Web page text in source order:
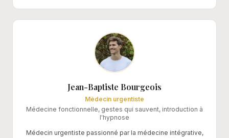
Jean-Baptiste Bourgeois
Médecin urgentiste
Médecine fonctionnelle, gestes qui sauvent, introduction à
l'hypnose
Médecin urgentiste passionné par la médecine intégrative,